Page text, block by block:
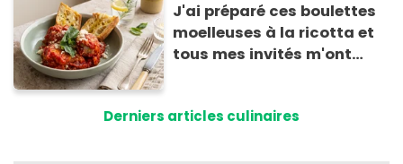
J'ai préparé ces boulettes
moelleuses à la ricotta et
tous mes invités m'ont
Derniers articles culinaires